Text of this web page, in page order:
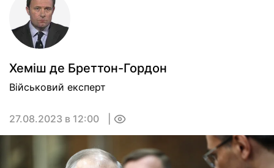
Хемiш де Бреттон-Гордон
Військовий експерт
27.08.2023 в 12:00